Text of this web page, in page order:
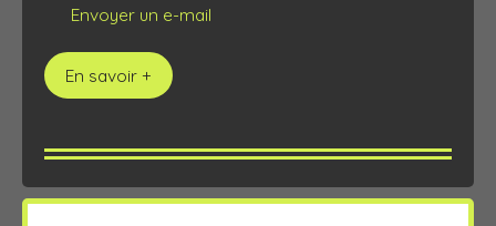
Envoyer un e-mail
En savoir +